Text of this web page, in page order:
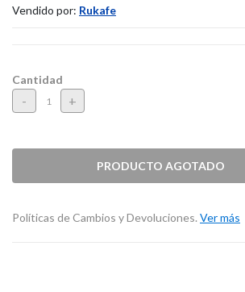
Vendido por: Rukafe
Cantidad
- +
PRODUCTO AGOTADO
Políticas de Cambios y Devoluciones. Ver más